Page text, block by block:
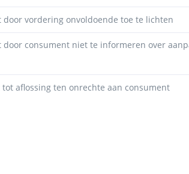
door vordering onvoldoende toe te lichten
door consument niet te informeren over
aflossing ten onrechte aan consument